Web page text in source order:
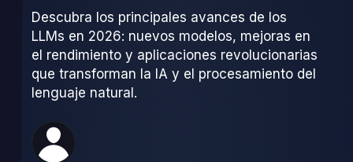
Descubra los principales avances de los
LLMs en 2026: nuevos modelos, mejoras en
el rendimiento y aplicaciones revolucionarias
que transforman la IA y el procesamiento del
lenguaje natural.